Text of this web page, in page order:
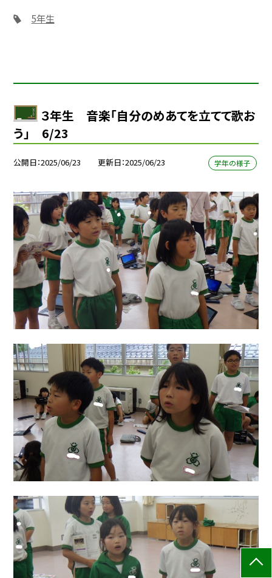
5年生
３年生 音楽「自分のめあてを立てて歌お
う」 6/23
公開日 2025/06/23 更新日 2025/06/23 学年の様子